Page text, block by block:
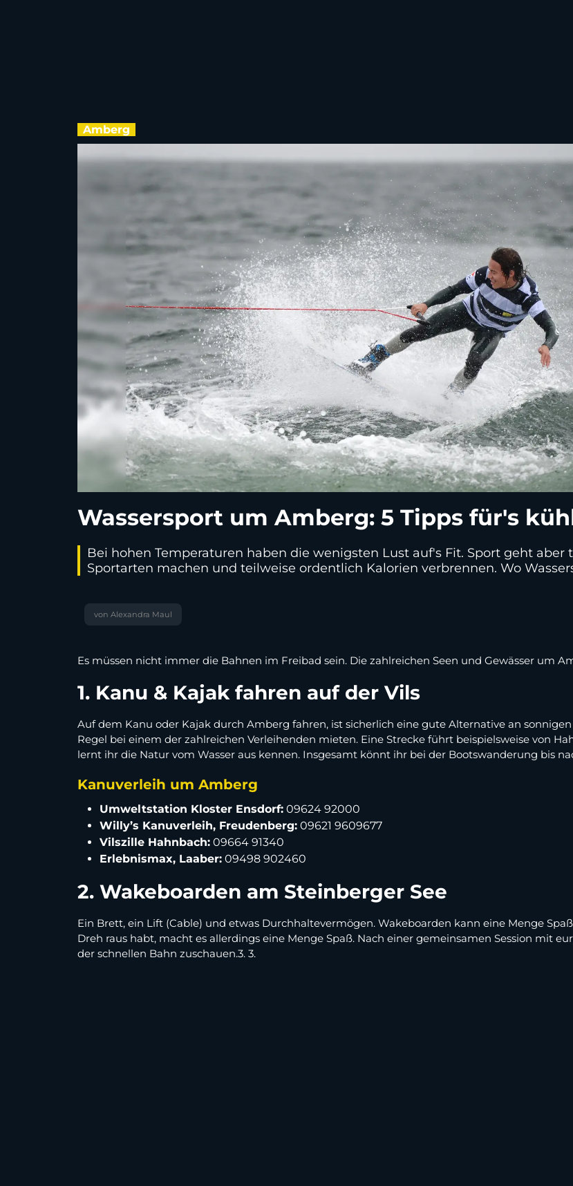
Amberg
Wassersport um Amberg: 5 Tipps für's
Bei hohen Temperaturen haben die wenigsten Lust auf's Fit. Sport geht
Sportarten machen und teilweise ordentlich Kalorien verbrennen. Wo
von Alexandra Maul
Es müssen nicht immer die Bahnen im Freibad sein. Die zahlreichen Seen und Gewässer um
1. Kanu & Kajak fahren auf der Vils
Auf dem Kanu oder Kajak durch Amberg fahren, ist sicherlich eine gute Alternative an
Regel bei einem der zahlreichen Verleihenden mieten. Eine Strecke führt beispielsweise von
lernt ihr die Natur vom Wasser aus kennen. Insgesamt könnt ihr bei der Bootswanderung bis
Kanuverleih um Amberg
Umweltstation Kloster Ensdorf: 09624 92000
Willy’s Kanuverleih, Freudenberg: 09621 9609677
Vilszille Hahnbach: 09664 91340
Erlebnismax, Laaber: 09498 902460
2. Wakeboarden am Steinberger See
Ein Brett, ein Lift (Cable) und etwas Durchhaltevermögen. Wakeboarden kann eine Menge
Dreh raus habt, macht es allerdings eine Menge Spaß. Nach einer gemeinsamen Session mit
der schnellen Bahn zuschauen.3. 3.